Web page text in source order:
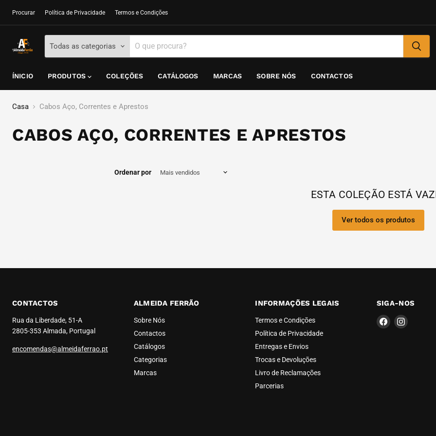
Procurar Política de Privacidade Termos e Condições
Todas as categorias
ÍNICIO PRODUTOS COLEÇÕES CATÁLOGOS MARCAS SOBRE NÓS CONTACTOS
Casa Cabos Aço, Correntes e Aprestos
CABOS AÇO, CORRENTES E APRESTOS
Ordenar por
ESTA COLEÇÃO ESTÁ
Ver todos os produtos
CONTACTOS
Rua da Liberdade, 51-A
2805-353 Almada, Portugal
encomendas@almeidaferrao.pt
ALMEIDA FERRÃO
Sobre Nós
Contactos
Catálogos
Categorias
Marcas
INFORMAÇÕES LEGAIS
Termos e Condições
Política de Privacidade
Entregas e Envios
Trocas e Devoluções
Livro de Reclamações
Parcerias
SIGA-NOS
Encontre-
nos
Encontre-